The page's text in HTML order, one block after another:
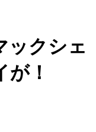
ックシェ
！